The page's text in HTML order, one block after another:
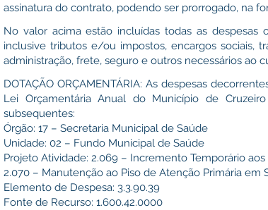
assinatura do contrato, podendo ser prorrogado, na
No valor acima estão incluídas todas as despesas
inclusive tributos e/ou impostos, encargos sociais,
administração, frete, seguro e outros necessários ao
DOTAÇÃO ORÇAMENTÁRIA: As despesas
Lei Orçamentária Anual do Município de
subsequentes:
Órgão: 17 – Secretaria Municipal de Saúde
Unidade: 02 – Fundo Municipal de Saúde
Projeto Atividade: 2.069 – Incremento Temporário aos
2.070 – Manutenção ao Piso de Atenção Primária em
Elemento de Despesa: 3.3.90.39
Fonte de Recurso: 1.600.42.0000